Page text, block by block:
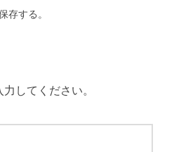
存する。
してください。